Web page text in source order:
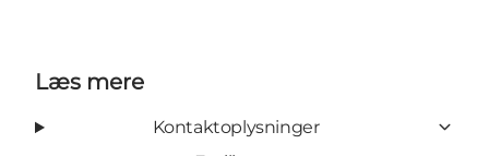
Læs mere
Kontaktoplysninger